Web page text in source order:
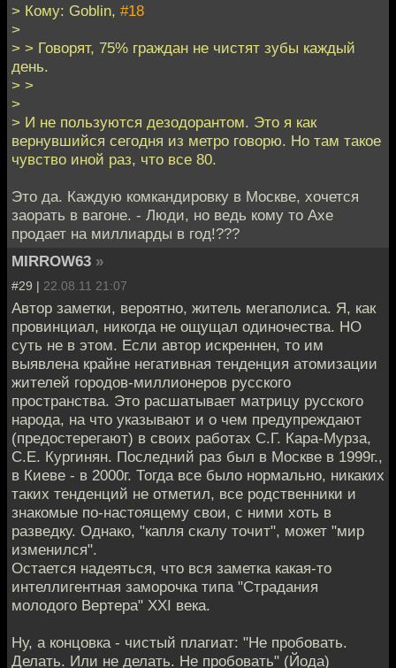
> Кому: Goblin, #18
>
> > Говорят, 75% граждан не чистят зубы каждый
день.
> >
>
> И не пользуются дезодорантом. Это я как
вернувшийся сегодня из метро говорю. Но там такое
чувство иной раз, что все 80.
Это да. Каждую комкандировку в Москве, хочется
заорать в вагоне. - Люди, но ведь кому то Axe
продает на миллиарды в год!???
MIRROW63 »
#29 | 22.08.11 21:07
Автор заметки, вероятно, житель мегаполиса. Я, как
провинциал, никогда не ощущал одиночества. НО
суть не в этом. Если автор искреннен, то им
выявлена крайне негативная тенденция атомизации
жителей городов-миллионеров русского
пространства. Это расшатывает матрицу русского
народа, на что указывают и о чем предупреждают
(предостерегают) в своих работах С.Г. Кара-Мурза,
С.Е. Кургинян. Последний раз был в Москве в 1999г.,
в Киеве - в 2000г. Тогда все было нормально, никаких
таких тенденций не отметил, все родственники и
знакомые по-настоящему свои, с ними хоть в
разведку. Однако, "капля скалу точит", может "мир
изменился".
Остается надеяться, что вся заметка какая-то
интеллигентная заморочка типа "Страдания
молодого Вертера" XXI века.
Ну, а концовка - чистый плагиат: "Не пробовать.
Делать. Или не делать. Не пробовать" (Йода)